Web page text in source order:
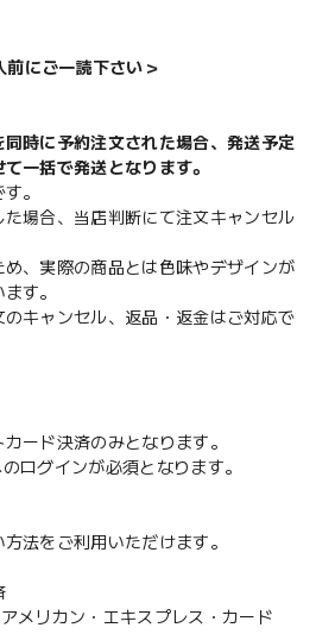
前にご一読下さい＞
同時に予約注文された場合、発送予定
一括で発送となります。
。
た場合、当店判断にて注文キャンセル
め、実際の商品とは色味やデザインが
す。
のキャンセル、返品・返金はご対応で
ード決済のみとなります。
ログインが必須となります。
法をご利用いただけます。
リカン・エキスプレス・カード